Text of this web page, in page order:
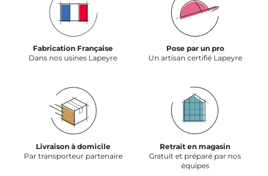
Fabrication Française
Dans nos usines Lapeyre
Pose par un pro
Un artisan certifié Lapeyre
Livraison à domicile
Par transporteur partenaire
Retrait en magasin
Gratuit et préparé par nos
équipes